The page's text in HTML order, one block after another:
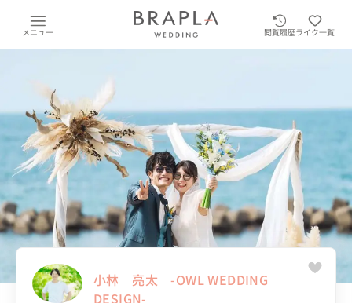
メニュー 閲覧履歴ライク一覧
小林 亮太 -OWL WEDDING
DESIGN-